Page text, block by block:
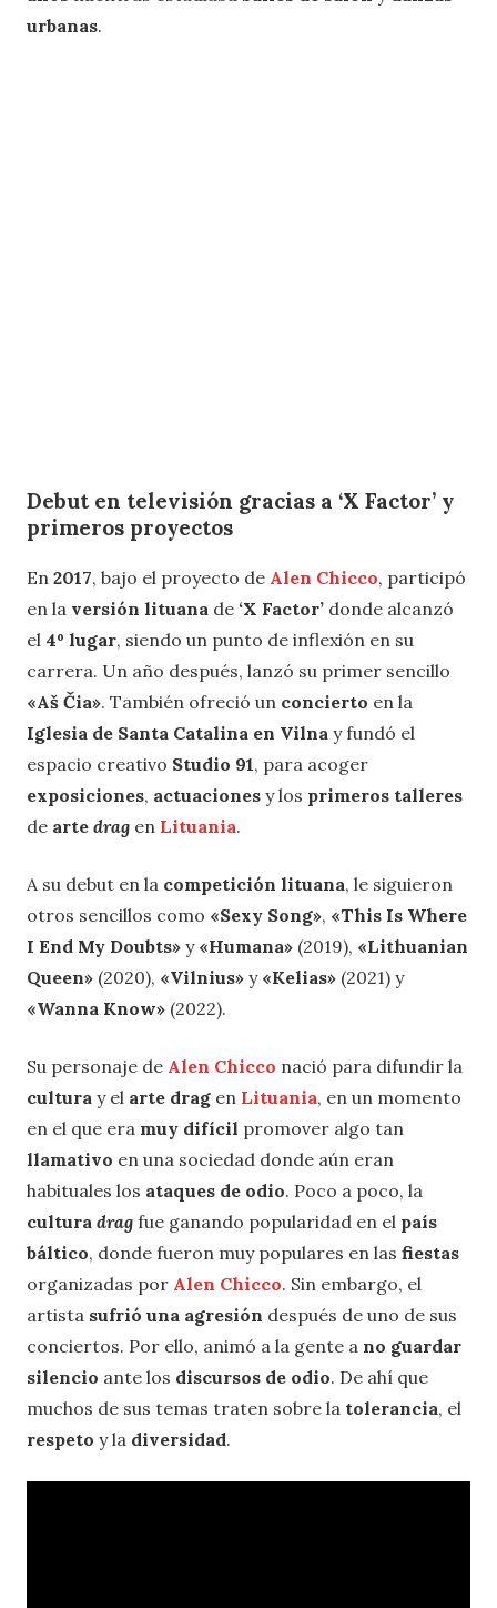
urbanas.
Debut en televisión gracias a ‘X Factor’ y
primeros proyectos
En 2017, bajo el proyecto de Alen Chicco, participó
en la versión lituana de ‘X Factor’ donde alcanzó
el 4º lugar, siendo un punto de inflexión en su
carrera. Un año después, lanzó su primer sencillo
«Aš Čia». También ofreció un concierto en la
Iglesia de Santa Catalina en Vilna y fundó el
espacio creativo Studio 91, para acoger
exposiciones, actuaciones y los primeros talleres
de arte drag en Lituania.
A su debut en la competición lituana, le siguieron
otros sencillos como «Sexy Song», «This Is Where
I End My Doubts» y «Humana» (2019), «Lithuanian
Queen» (2020), «Vilnius» y «Kelias» (2021) y
«Wanna Know» (2022).
Su personaje de Alen Chicco nació para difundir la
cultura y el arte drag en Lituania, en un momento
en el que era muy difícil promover algo tan
llamativo en una sociedad donde aún eran
habituales los ataques de odio. Poco a poco, la
cultura drag fue ganando popularidad en el país
báltico, donde fueron muy populares en las fiestas
organizadas por Alen Chicco. Sin embargo, el
artista sufrió una agresión después de uno de sus
conciertos. Por ello, animó a la gente a no guardar
silencio ante los discursos de odio. De ahí que
muchos de sus temas traten sobre la tolerancia, el
respeto y la diversidad.